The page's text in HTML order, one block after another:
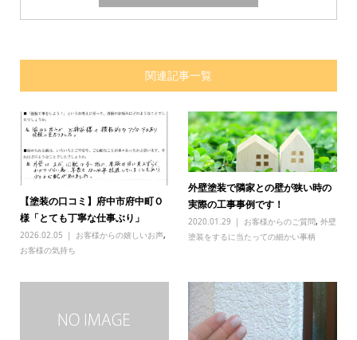
関連記事一覧
【塗装の口コミ】府中市府中町Ｏ
様「とても丁寧な仕事ぶり」
2026.02.05 お客様からの嬉しいお声,
お客様の気持ち
外壁塗装で隣家との壁が狭い時の
実際の工事事例です！
2020.01.29 お客様からのご質問,外壁
塗装をするに当たっての細かい事柄